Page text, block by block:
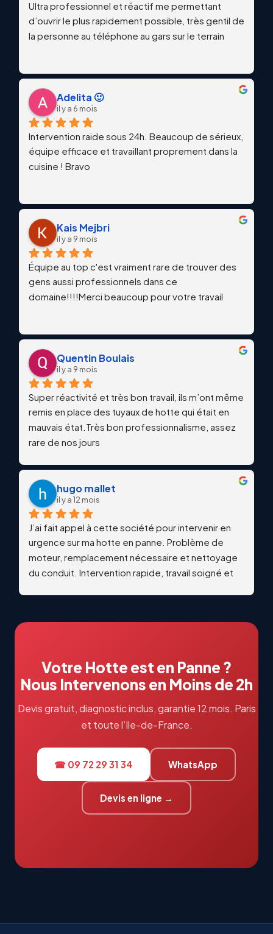
Ultra professionnel et réactif me permettant
d’ouvrir le plus rapidement possible, très gentil de
la personne au téléphone au gars sur le terrain
Adelita 🙂
il y a 6 mois
Intervention raide sous 24h. Beaucoup de sérieux,
équipe efficace et travaillant proprement dans la
cuisine ! Bravo
Kais Mejbri
il y a 9 mois
Équipe au top c'est vraiment rare de trouver des
gens aussi professionnels dans ce
domaine!!!!Merci beaucoup pour votre travail
Quentin Boulais
il y a 9 mois
Super réactivité et très bon travail, ils m’ont même
remis en place des tuyaux de hotte qui était en
mauvais état.Très bon professionnalisme, assez
rare de nos jours
hugo mallet
il y a 12 mois
J’ai fait appel à cette société pour intervenir en
urgence sur ma hotte en panne. Problème de
moteur, remplacement nécessaire et nettoyage
du conduit. Intervention rapide, travail soigné et
Votre Hotte est en Panne ?
Nous Intervenons en Moins de 2h
Devis gratuit, diagnostic inclus, garantie 12 mois. Paris
et toute l’Ile-de-France.
☎ 09 72 29 31 34 WhatsApp
Devis en ligne →